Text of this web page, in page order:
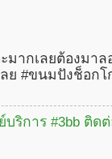
มากเลยต้องมา
ลย #ขนมปังช็อก
การ #3bb ติดต่